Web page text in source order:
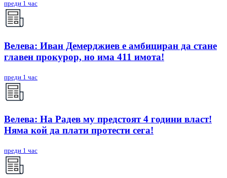
преди 1 час
Велева: Иван Демерджиев е амбициран да стане
главен прокурор, но има 411 имота!
преди 1 час
Велева: На Радев му предстоят 4 години власт!
Няма кой да плати протести сега!
преди 1 час